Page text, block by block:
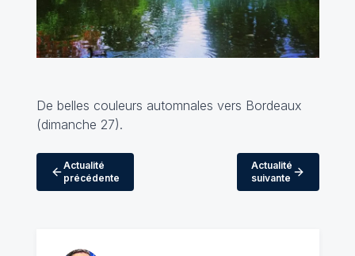
De belles couleurs automnales vers Bordeaux
(dimanche 27).
Actualité
précédente
Actualité
suivante